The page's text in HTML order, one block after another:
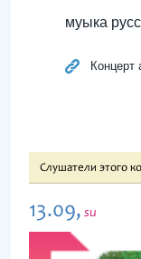
муыка
Концерт
Слушатели этого
13.09, su